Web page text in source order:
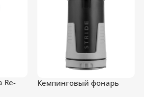
Re-
Кемпинговый фонарь